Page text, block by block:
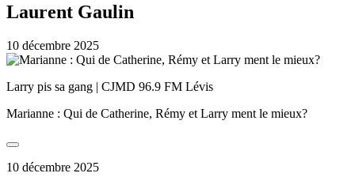
Laurent Gaulin
10 décembre 2025
Larry pis sa gang | CJMD 96.9 FM Lévis
Marianne : Qui de Catherine, Rémy et Larry ment le mieux?
10 décembre 2025